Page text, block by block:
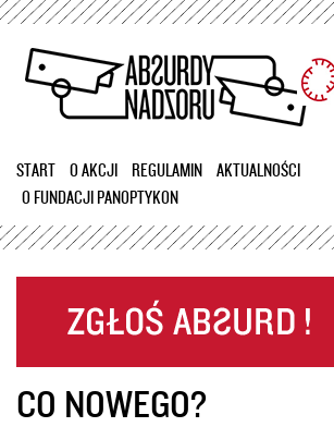
Przejdź
treści
START O AKCJI REGULAMIN
AKTUALNOŚCI
O FUNDACJI PANOPTYKON
CO NOWEGO?